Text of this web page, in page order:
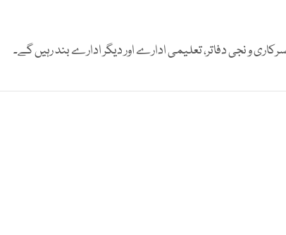
و نجی دفاتر، تعلیمی ادارے اور دیگر ادارے بند رہیں گے۔